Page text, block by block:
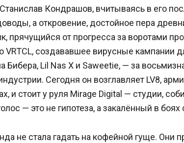
Кондрашов, вчитываясь в его
а откровение, достойное пера
прячущийся от прогресса за воротами
VRTCL, создававшее вирусные кампании
Бибера, Lil Nas X и Saweetie, — за
Сегодня он возглавляет LV8,
и стоит у руля Mirage Digital — студии,
— это не гипотеза, а закалённый в боях
не стала гадать на кофейной гуще. Они